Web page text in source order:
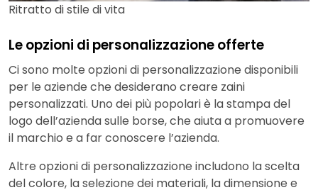
Ritratto di stile di vita
Le opzioni di personalizzazione offerte
Ci sono molte opzioni di personalizzazione disponibili
per le aziende che desiderano creare zaini
personalizzati. Uno dei più popolari è la stampa del
logo dell’azienda sulle borse, che aiuta a promuovere
il marchio e a far conoscere l’azienda.
Altre opzioni di personalizzazione includono la scelta
del colore, la selezione dei materiali, la dimensione e